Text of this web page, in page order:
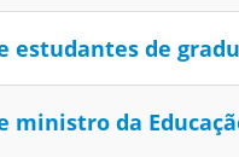
estudantes de
ministro da